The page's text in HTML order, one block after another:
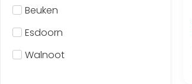
Beuken
Esdoorn
Walnoot